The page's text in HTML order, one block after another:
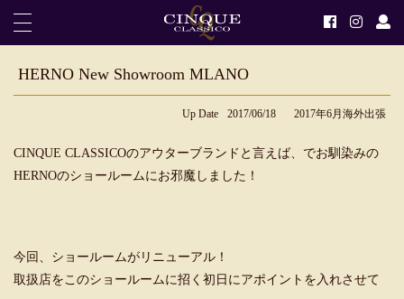
HERNO New Showroom MLANO
Up Date 2017/06/18 2017年6月海外出張
CINQUE CLASSICOのアウターブランドと言えば、でお馴染みの
HERNOのショールームにお邪魔しました！
今回、ショールームがリニューアル！
取扱店をこのショールームに招く初日にアポイントを入れさせて